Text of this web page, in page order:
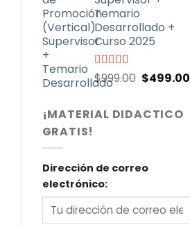
Temario
Desarrollado +
Curso 2025
Valorado
con
$999.00 El
original
era:
$499.00
¡MATERIAL DIDACTICO
GRATIS!
Dirección de correo
electrónico: